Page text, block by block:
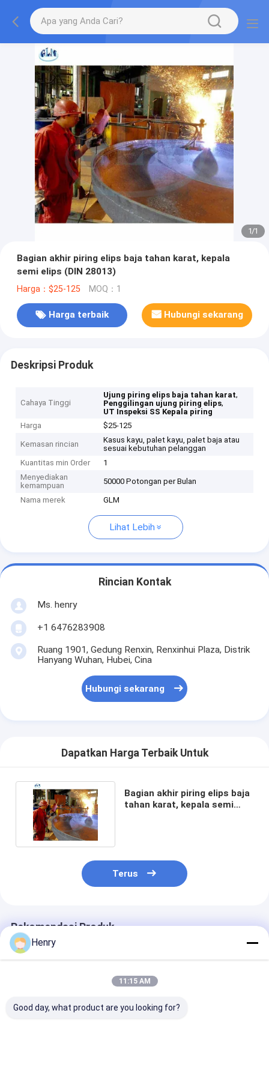
1/1
Bagian akhir piring elips baja tahan karat, kepala
semi elips (DIN 28013)
Harga：$25-125 MOQ：1
Harga terbaik Hubungi sekarang
Deskripsi Produk
Cahaya Tinggi
Ujung piring elips baja tahan karat,
Penggilingan ujung piring elips,
UT Inspeksi SS Kepala piring
Harga
$25-125
Kemasan rincian
Kasus kayu, palet kayu, palet baja atau
sesuai kebutuhan pelanggan
Kuantitas min Order
1
Menyediakan
kemampuan
50000 Potongan per Bulan
Nama merek GLM
Lihat Lebih
Rincian Kontak
Ms. henry
+1 6476283908
Ruang 1901, Gedung Renxin, Renxinhui Plaza, Distrik
Hanyang Wuhan, Hubei, Cina
Hubungi sekarang
Dapatkan Harga Terbaik Untuk
Bagian akhir piring elips baja
tahan karat, kepala semi
Terus
Rekomendasi Produk
Henry
11:15 AM
Good day, what product are you looking for?